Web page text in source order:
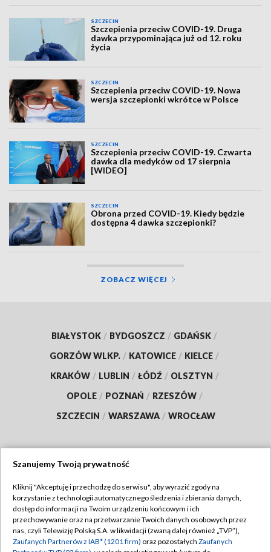
SZCZECIN
Szczepienia przeciw COVID-19. Druga
dawka przypominająca już od 12. roku
życia
SZCZECIN
Szczepienia przeciw COVID-19. Nowa
wersja szczepionki wkrótce w Polsce
SZCZECIN
Szczepienia przeciw COVID-19. Czwarta
dawka dla medyków od 17 sierpnia
[WIDEO]
SZCZECIN
Obrona przed COVID-19. Kiedy będzie
dostępna 4 dawka szczepionki?
ZOBACZ WIĘCEJ
BIAŁYSTOK / BYDGOSZCZ / GDAŃSK /
GORZÓW WLKP. / KATOWICE / KIELCE /
KRAKÓW / LUBLIN / ŁÓDŹ / OLSZTYN /
OPOLE / POZNAŃ / RZESZÓW /
SZCZECIN / WARSZAWA / WROCŁAW
TVP
Abonament TVP
Emisja w TVP
Regulamin TVP
Polityka prywatności
Szanujemy Twoją prywatność
Kliknij "Akceptuję i przechodzę do serwisu", aby wyrazić zgody na
korzystanie z technologii automatycznego śledzenia i zbierania danych,
dostęp do informacji na Twoim urządzeniu końcowym i ich
przechowywanie oraz na przetwarzanie Twoich danych osobowych przez
nas, czyli Telewizję Polską S.A. w likwidacji (zwaną dalej również „TVP”),
Zaufanych Partnerów z IAB* (1201 firm) oraz pozostałych Zaufanych